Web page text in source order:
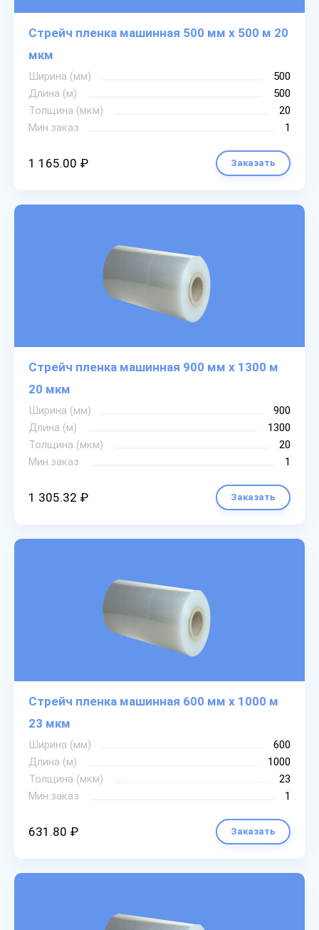
Стрейч пленка машинная 500 мм х 500 м 20
мкм
Ширина (мм)
500
Длина (м)
500
Толщина (мкм)
20
Мин.заказ
1
1 165.00 ₽ Заказать
Стрейч пленка машинная 900 мм х 1300 м
20 мкм
Ширина (мм)
900
Длина (м)
1300
Толщина (мкм)
20
Мин.заказ
1
1 305.32 ₽ Заказать
Стрейч пленка машинная 600 мм х 1000 м
23 мкм
Ширина (мм)
600
Длина (м)
1000
Толщина (мкм)
23
Мин.заказ
1
631.80 ₽ Заказать